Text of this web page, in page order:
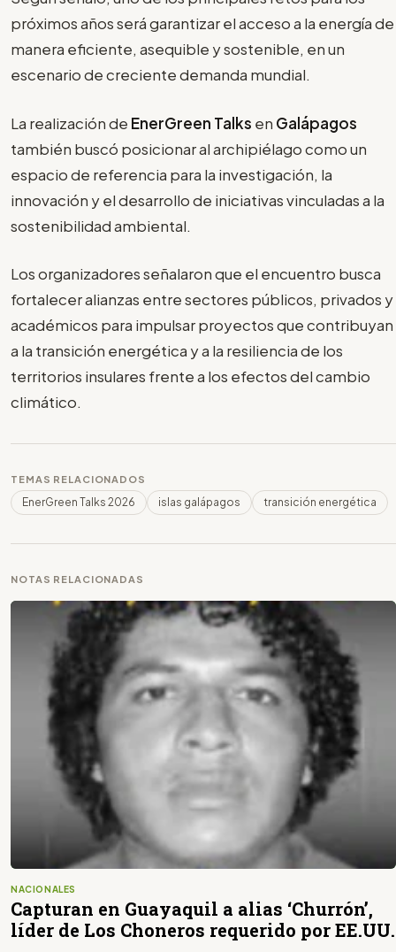
próximos años será garantizar el acceso a la energía de
manera eficiente, asequible y sostenible, en un
escenario de creciente demanda mundial.
La realización de EnerGreen Talks en Galápagos
también buscó posicionar al archipiélago como un
espacio de referencia para la investigación, la
innovación y el desarrollo de iniciativas vinculadas a la
sostenibilidad ambiental.
Los organizadores señalaron que el encuentro busca
fortalecer alianzas entre sectores públicos, privados y
académicos para impulsar proyectos que contribuyan
a la transición energética y a la resiliencia de los
territorios insulares frente a los efectos del cambio
climático.
TEMAS RELACIONADOS
EnerGreen Talks 2026 islas galápagos transición energética
NOTAS RELACIONADAS
NACIONALES
Capturan en Guayaquil a alias ‘Churrón’,
líder de Los Choneros requerido por EE.UU.